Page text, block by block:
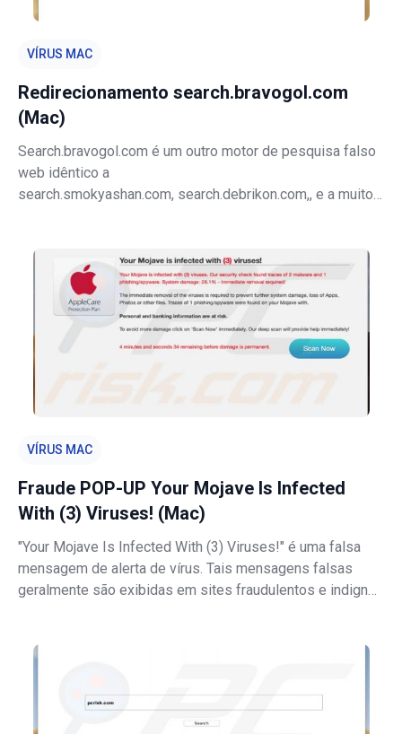
VÍRUS MAC
Redirecionamento search.bravogol.com
(Mac)
Search.bravogol.com é um outro motor de pesquisa falso
web idêntico a
search.smokyashan.com, search.debrikon.com,, e a muitos
pesquisa similares legítimos. Para esta razão, muitos
VÍRUS MAC
Fraude POP-UP Your Mojave Is Infected
With (3) Viruses! (Mac)
"Your Mojave Is Infected With (3) Viruses!" é uma falsa
mensagem de alerta de vírus. Tais mensagens falsas
geralmente são exibidas em sites fraudulentos e indignos
potencialmente indesejadas (